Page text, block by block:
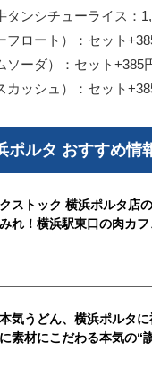
タンシチューライス：
フロート）：セット
ソーダ）：セット+385
カッシュ）：セット
ポルタ おすすめ情
ストック 横浜ポルタ店
れ！横浜駅東口の肉カフ
気うどん、横浜ポルタ
素材にこだわる本気の“